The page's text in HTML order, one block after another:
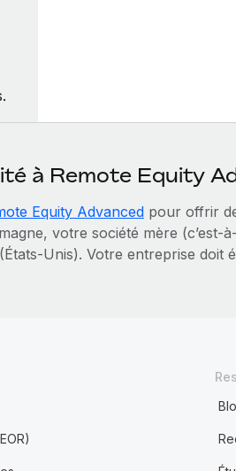
à Remote Equity
Equity Advancedpour offrir
votre société mère
Votre entreprise doit